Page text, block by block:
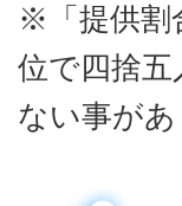
※「提供割
位で四捨
ない事があ